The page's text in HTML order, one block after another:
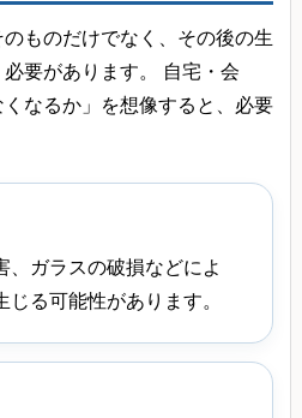
ものだけでなく、その後の生
要があります。 自宅・会
なるか」を想像すると、必要
、ガラスの破損などによ
じる可能性があります。